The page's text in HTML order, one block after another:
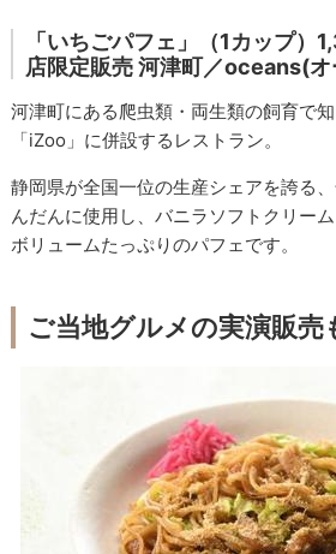
「いちごパフェ」（1カップ）
店限定販売河津町／oceans(オ
河津町にある爬虫類・両生類の飼育で
「iZoo」に併設するレストラン。
静岡県が全国一位の生産シェアを誇る
んだんに使用し、バニラソフトクリー
ボリュームたっぷりのパフェです。
ご当地グルメの実演販売